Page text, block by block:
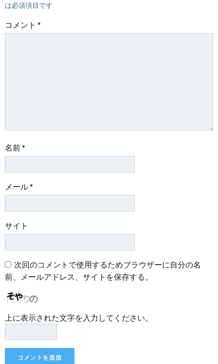
ー
は必須項目です
コメント *
名前*
メール*
サイト
次回のコメントで使用するためブラウザーに自分の名
前、メールアドレス、サイトを保存する。
上に表示された文字を入力してください。